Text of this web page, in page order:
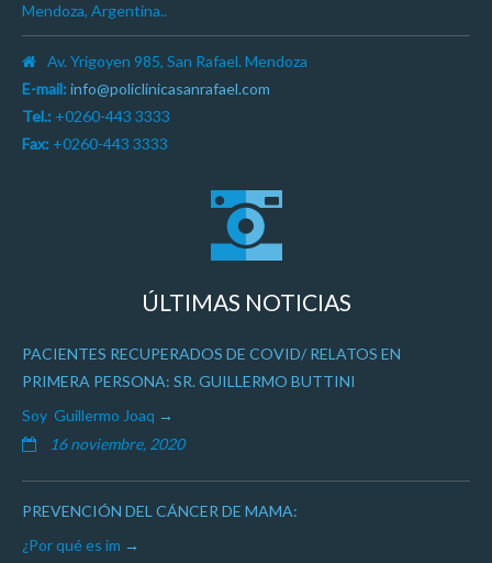
Mendoza, Argentina..
Av. Yrigoyen 985, San Rafael. Mendoza
E-mail: info@policlinicasanrafael.com
Tel.: +0260-443 3333
Fax: +0260-443 3333
ÚLTIMAS NOTICIAS
PACIENTES RECUPERADOS DE COVID/ RELATOS EN
PRIMERA PERSONA: SR. GUILLERMO BUTTINI
Soy Guillermo Joaq
16 noviembre, 2020
PREVENCIÓN DEL CÁNCER DE MAMA:
¿Por qué es im